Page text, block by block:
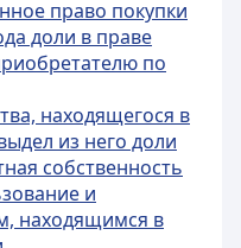
право покупки
доли в праве
по
находящегося в
из него доли
собственность
и
находящимся в